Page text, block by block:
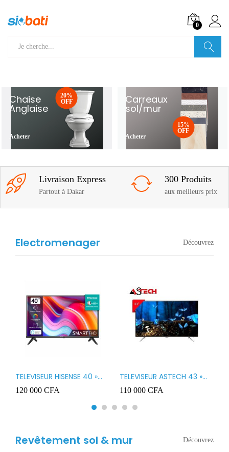
0
Chaise
Anglaise
Acheter
20%
OFF
Carreaux
sol/mur
Acheter
15%
OFF
Livraison Express
Partout à Dakar
300 Produits
aux meilleurs prix
Electromenager Découvrez
TELEVISEUR HISENSE 40 »
LED SMART VIDAA 40A4K
120 000 CFA
TELEVISEUR ASTECH 43 »
LED 43OD15
110 000 CFA
Revêtement sol & mur Découvrez